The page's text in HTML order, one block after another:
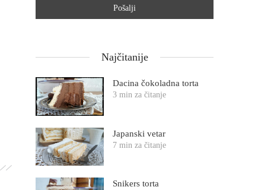
Najčitanije
Dacina čokoladna torta
3 min za čitanje
Japanski vetar
7 min za čitanje
Snikers torta